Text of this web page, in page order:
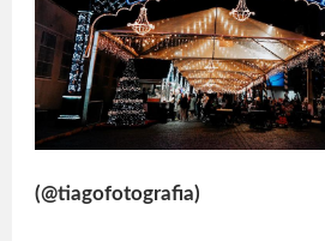
(@tiagofotografia)